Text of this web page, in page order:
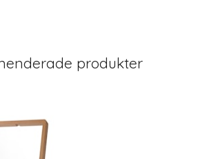
produkter